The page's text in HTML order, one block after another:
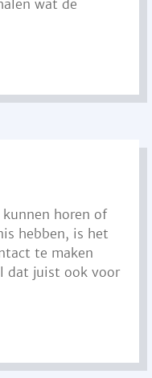
wat de
horen of
hebben, is het
te maken
dat juist ook voor